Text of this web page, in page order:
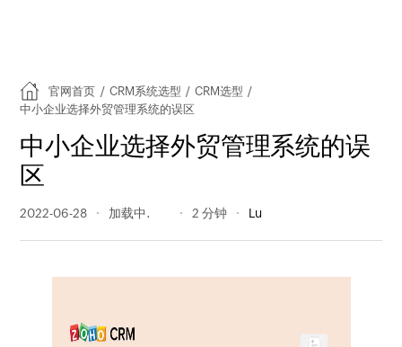
官网首页 / CRM系统选型 / CRM选型 /
中小企业选择外贸管理系统的误区
中小企业选择外贸管理系统的误
区
2022-06-28 242 阅读量 2 分钟 Lu